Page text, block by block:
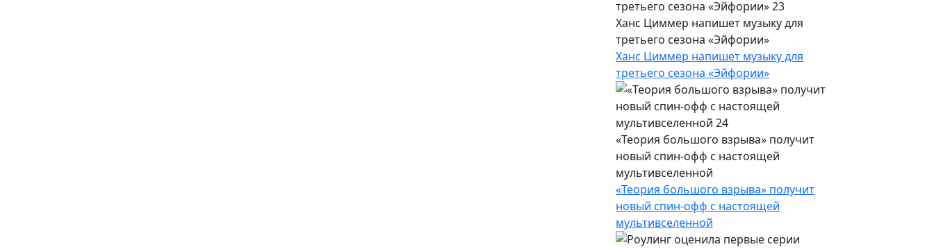
Ханс Циммер напишет музыку для
третьего сезона «Эйфории»
Ханс Циммер напишет музыку для
третьего сезона «Эйфории»
«Теория большого взрыва» получит
новый спин-офф с настоящей
мультивселенной
«Теория большого взрыва» получит
новый спин-офф с настоящей
мультивселенной